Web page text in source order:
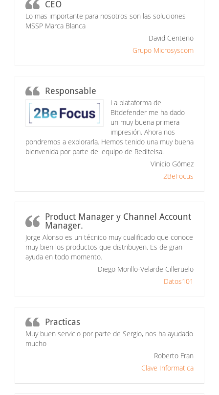
CEO
Lo mas importante para nosotros son las soluciones
MSSP Marca Blanca
David Centeno
Grupo Microsyscom
Responsable
La plataforma de
Bitdefender me ha dado
un muy buena primera
impresión. Ahora nos
pondremos a explorarla. Hemos tenido una muy buena
bienvenida por parte del equipo de Reditelsa.
Vinicio Gómez
2BeFocus
Product Manager y Channel Account
Manager.
Jorge Alonso es un técnico muy cualificado que conoce
muy bien los productos que distribuyen. Es de gran
ayuda en todo momento.
Diego Morillo-Velarde Cilleruelo
Datos101
Practicas
Muy buen servicio por parte de Sergio, nos ha ayudado
mucho
Roberto Fran
Clave Informatica